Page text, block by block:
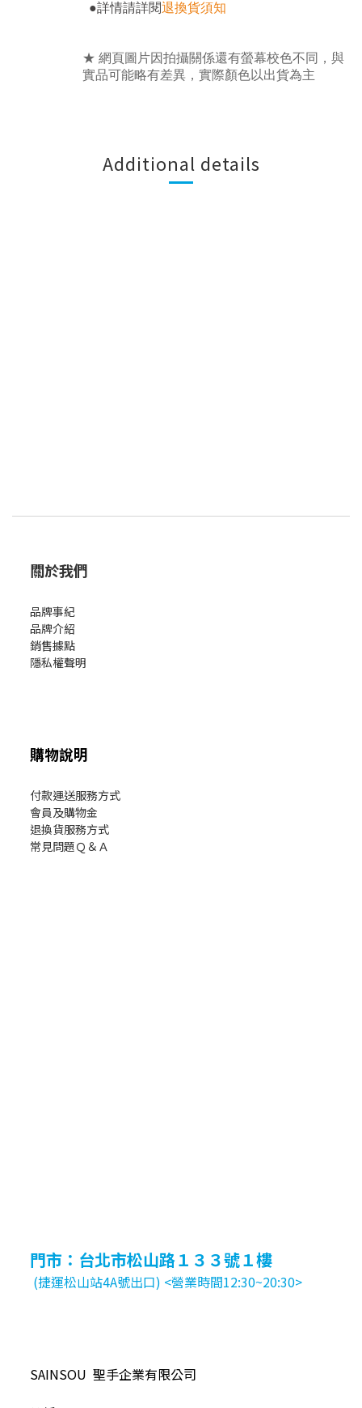
●詳情請詳閱退換貨須知
★ 網頁圖片因拍攝關係還有螢幕校色不同，與
實品可能略有差異，實際顏色以出貨為主
Additional details
關於我們
品牌事紀
品牌介紹
銷售據點
隱私權聲明
購物說明
付款運送服務方式
會員及購物金
退換貨服務方式
常見問題Ｑ＆Ａ
門市：台北市松山路１３３號１樓
(捷運松山站4A號出口) <營業時間12:30~20:30>
SAINSOU 聖手企業有限公司